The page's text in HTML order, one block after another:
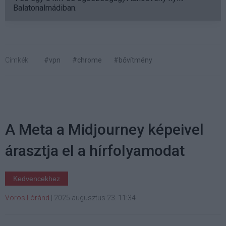
Balatonalmádiban.
Címkék: #vpn #chrome #bővítmény
A Meta a Midjourney képeivel
árasztja el a hírfolyamodat
Kedvencekhez
Vörös Lóránd | 2025 augusztus 23. 11:34